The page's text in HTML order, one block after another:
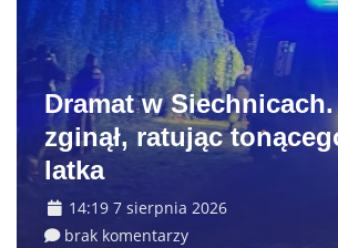
Dramat w
zginął, ratując
latka
14:19 7 sierpnia 2026
brak komentarzy